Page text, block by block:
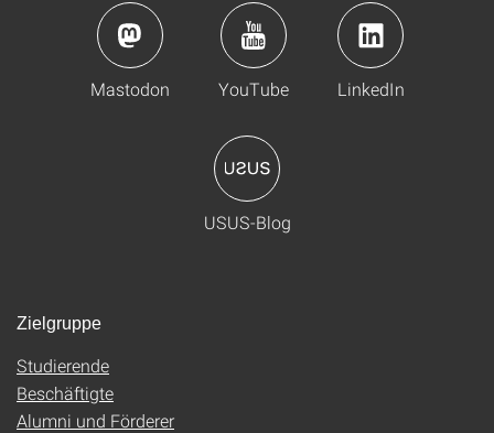
Mastodon YouTube LinkedIn
USUS-Blog
Zielgruppe
Studierende
Beschäftigte
Alumni und Förderer